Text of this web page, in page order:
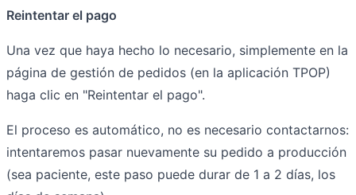
Reintentar el pago
Una vez que haya hecho lo necesario, simplemente en la
página de gestión de pedidos (en la aplicación TPOP)
haga clic en "Reintentar el pago".
El proceso es automático, no es necesario contactarnos:
intentaremos pasar nuevamente su pedido a producción
(sea paciente, este paso puede durar de 1 a 2 días, los